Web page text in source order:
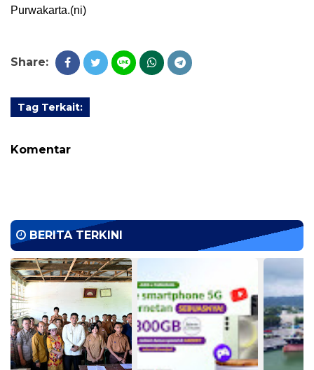
Purwakarta.(ni)
Share:
Tag Terkait:
Komentar
BERITA TERKINI